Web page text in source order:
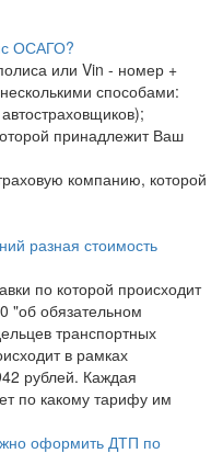
ОСАГО?
или Vin - номер +
способами:
принадлежит Ваш
компанию, которой
разная стоимость
по которой происходит
"об обязательном
транспортных
в рамках
рублей. Каждая
по какому тарифу им
оформить ДТП по